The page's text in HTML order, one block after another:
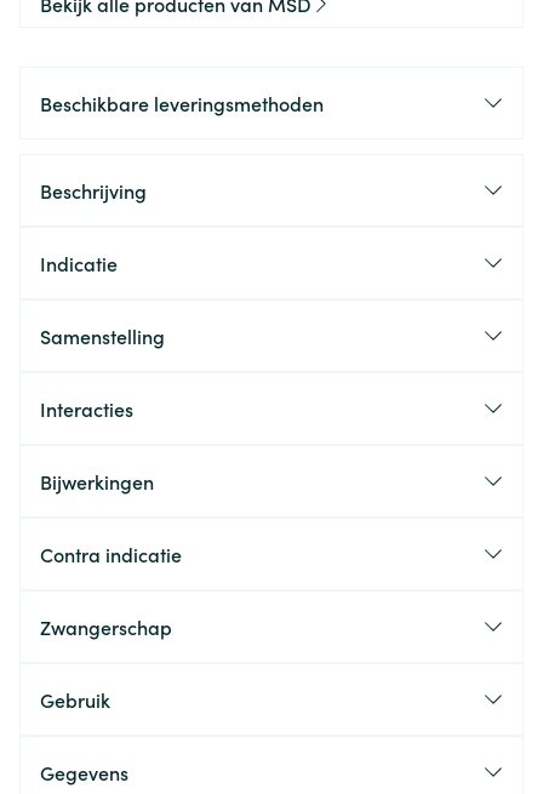
Beschikbare leveringsmethoden
Beschrijving
Indicatie
Samenstelling
Interacties
Bijwerkingen
Contra indicatie
Zwangerschap
Gebruik
Gegevens